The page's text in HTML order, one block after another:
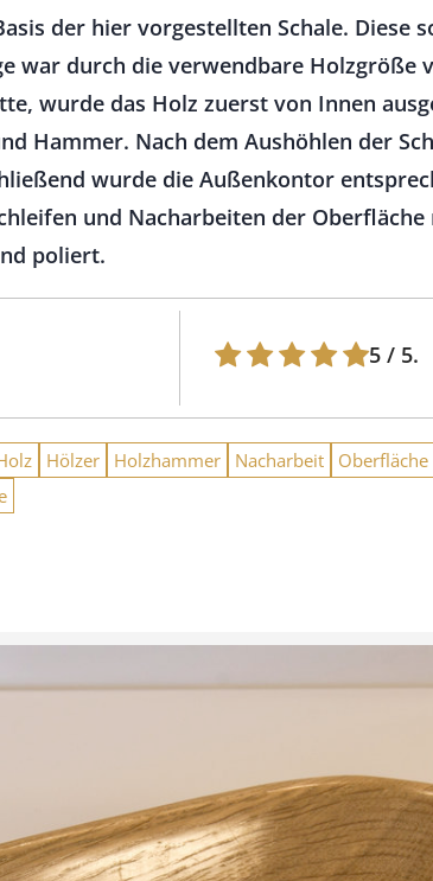
der hier vorgestellten Schale. Diese
war durch die verwendbare Holzgröße
wurde das Holz zuerst von Innen
Hammer. Nach dem Aushöhlen der
wurde die Außenkontor
und Nacharbeiten der
poliert.
5/ 5.
Hölzer Holzhammer Nacharbeit
Oberfläche